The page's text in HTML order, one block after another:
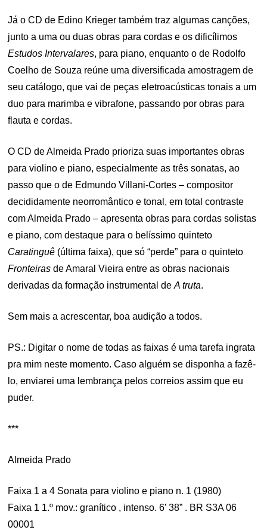
Já o CD de Edino Krieger também traz algumas canções,
junto a uma ou duas obras para cordas e os dificílimos
Estudos Intervalares, para piano, enquanto o de Rodolfo
Coelho de Souza reúne uma diversificada amostragem de
seu catálogo, que vai de peças eletroacústicas tonais a um
duo para marimba e vibrafone, passando por obras para
flauta e cordas.
O CD de Almeida Prado prioriza suas importantes obras
para violino e piano, especialmente as três sonatas, ao
passo que o de Edmundo Villani-Cortes – compositor
decididamente neorromântico e tonal, em total contraste
com Almeida Prado – apresenta obras para cordas solistas
e piano, com destaque para o belíssimo quinteto
Caratinguê (última faixa), que só “perde” para o quinteto
Fronteiras de Amaral Vieira entre as obras nacionais
derivadas da formação instrumental deA truta.
Sem mais a acrescentar, boa audição a todos.
PS.: Digitar o nome de todas as faixas é uma tarefa ingrata
pra mim neste momento. Caso alguém se disponha a fazê-
lo, enviarei uma lembrança pelos correios assim que eu
puder.
***
Almeida Prado
Faixa 1 a 4 Sonata para violino e piano n. 1 (1980)
Faixa 1 1.º mov.: granítico , intenso. 6’ 38” . BR S3A 06
00001